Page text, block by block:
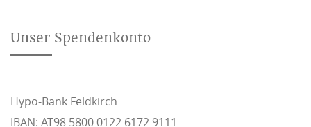
Unser Spendenkonto
Hypo-Bank Feldkirch
IBAN: AT98 5800 0122 6172 9111